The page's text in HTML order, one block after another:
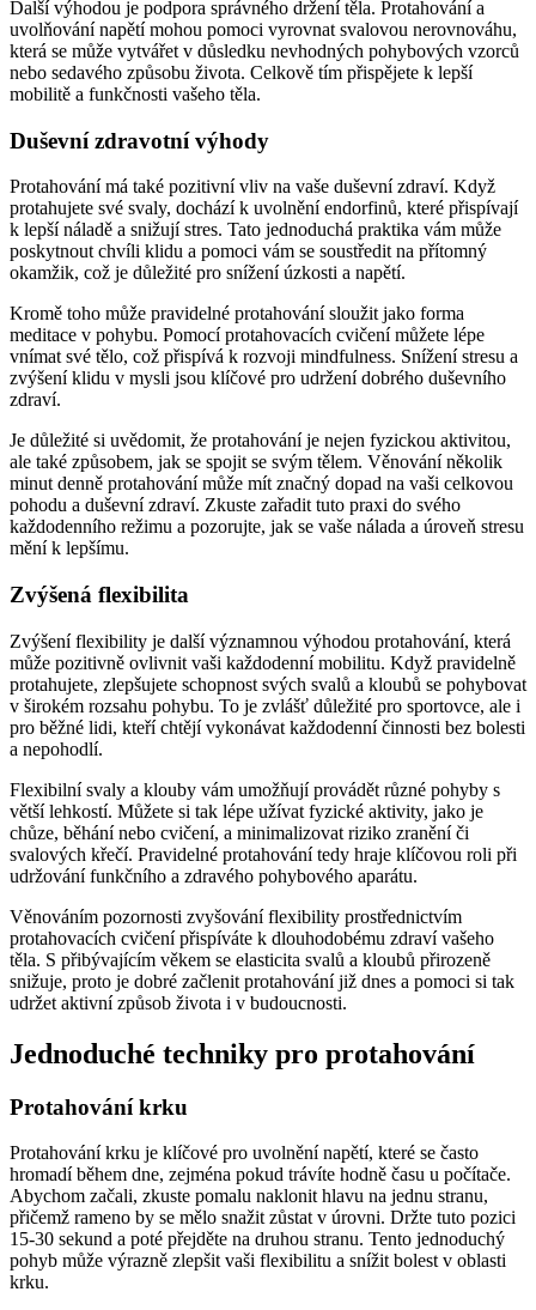
Další výhodou je podpora správného držení těla. Protahování a
uvolňování napětí mohou pomoci vyrovnat svalovou nerovnováhu,
která se může vytvářet v důsledku nevhodných pohybových vzorců
nebo sedavého způsobu života. Celkově tím přispějete k lepší
mobilitě a funkčnosti vašeho těla.
Duševní zdravotní výhody
Protahování má také pozitivní vliv na vaše duševní zdraví. Když
protahujete své svaly, dochází k uvolnění endorfinů, které přispívají
k lepší náladě a snižují stres. Tato jednoduchá praktika vám může
poskytnout chvíli klidu a pomoci vám se soustředit na přítomný
okamžik, což je důležité pro snížení úzkosti a napětí.
Kromě toho může pravidelné protahování sloužit jako forma
meditace v pohybu. Pomocí protahovacích cvičení můžete lépe
vnímat své tělo, což přispívá k rozvoji mindfulness. Snížení stresu a
zvýšení klidu v mysli jsou klíčové pro udržení dobrého duševního
zdraví.
Je důležité si uvědomit, že protahování je nejen fyzickou aktivitou,
ale také způsobem, jak se spojit se svým tělem. Věnování několik
minut denně protahování může mít značný dopad na vaši celkovou
pohodu a duševní zdraví. Zkuste zařadit tuto praxi do svého
každodenního režimu a pozorujte, jak se vaše nálada a úroveň stresu
mění k lepšímu.
Zvýšená flexibilita
Zvýšení flexibility je další významnou výhodou protahování, která
může pozitivně ovlivnit vaši každodenní mobilitu. Když pravidelně
protahujete, zlepšujete schopnost svých svalů a kloubů se pohybovat
v širokém rozsahu pohybu. To je zvlášť důležité pro sportovce, ale i
pro běžné lidi, kteří chtějí vykonávat každodenní činnosti bez bolesti
a nepohodlí.
Flexibilní svaly a klouby vám umožňují provádět různé pohyby s
větší lehkostí. Můžete si tak lépe užívat fyzické aktivity, jako je
chůze, běhání nebo cvičení, a minimalizovat riziko zranění či
svalových křečí. Pravidelné protahování tedy hraje klíčovou roli při
udržování funkčního a zdravého pohybového aparátu.
Věnováním pozornosti zvyšování flexibility prostřednictvím
protahovacích cvičení přispíváte k dlouhodobému zdraví vašeho
těla. S přibývajícím věkem se elasticita svalů a kloubů přirozeně
snižuje, proto je dobré začlenit protahování již dnes a pomoci si tak
udržet aktivní způsob života i v budoucnosti.
Jednoduché techniky pro protahování
Protahování krku
Protahování krku je klíčové pro uvolnění napětí, které se často
hromadí během dne, zejména pokud trávíte hodně času u počítače.
Abychom začali, zkuste pomalu naklonit hlavu na jednu stranu,
přičemž rameno by se mělo snažit zůstat v úrovni. Držte tuto pozici
15-30 sekund a poté přejděte na druhou stranu. Tento jednoduchý
pohyb může výrazně zlepšit vaši flexibilitu a snížit bolest v oblasti
krku.